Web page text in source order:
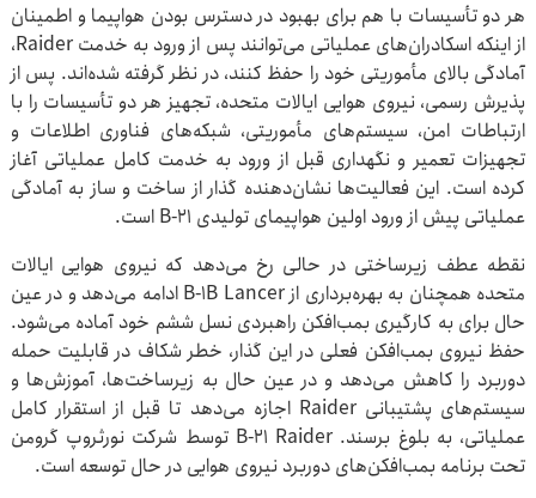
هر دو تأسیسات با هم برای بهبود در دسترس بودن هواپیما و اطمینان
از اینکه اسکادران‌های عملیاتی می‌توانند پس از ورود به خدمت Raider،
آمادگی بالای مأموریتی خود را حفظ کنند، در نظر گرفته شده‌اند. پس از
پذیرش رسمی، نیروی هوایی ایالات متحده، تجهیز هر دو تأسیسات را با
ارتباطات امن، سیستم‌های مأموریتی، شبکه‌های فناوری اطلاعات و
تجهیزات تعمیر و نگهداری قبل از ورود به خدمت کامل عملیاتی آغاز
کرده است. این فعالیت‌ها نشان‌دهنده گذار از ساخت و ساز به آمادگی
عملیاتی پیش از ورود اولین هواپیمای تولیدی B-21 است.
نقطه عطف زیرساختی در حالی رخ می‌دهد که نیروی هوایی ایالات
متحده همچنان به بهره‌برداری از B-1B Lancer ادامه می‌دهد و در عین
حال برای به کارگیری بمب‌افکن راهبردی نسل ششم خود آماده می‌شود.
حفظ نیروی بمب‌افکن فعلی در این گذار، خطر شکاف در قابلیت حمله
دوربرد را کاهش می‌دهد و در عین حال به زیرساخت‌ها، آموزش‌ها و
سیستم‌های پشتیبانی Raider اجازه می‌دهد تا قبل از استقرار کامل
عملیاتی، به بلوغ برسند. B-21 Raider توسط شرکت نورثروپ گرومن
تحت برنامه بمب‌افکن‌های دوربرد نیروی هوایی در حال توسعه است.